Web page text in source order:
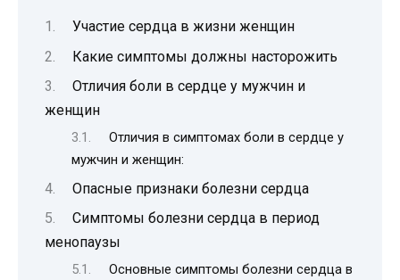
Участие сердца в жизни женщин
Какие симптомы должны насторожить
Отличия боли в сердце у мужчин и
женщин
Отличия в симптомах боли в сердце у
мужчин и женщин:
Опасные признаки болезни сердца
Симптомы болезни сердца в период
менопаузы
Основные симптомы болезни сердца в